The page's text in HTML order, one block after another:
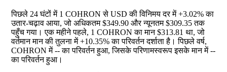
पिछले 24 घंटों में 1 COHRON से USD की विनिमय दर में+3.02%का
उतार-चढ़ाव आया, जो अधिकतम $349.90 और न्यूनतम $309.35 तक
पहुँच गया। एक महीने पहले, 1 COHRON का मान $313.81 था, जो
वर्तमान मान की तुलना में+10.35%का परिवर्तन दर्शाता है। पिछले वर्ष,
COHRON में--का परिवर्तन हुआ, जिसके परिणामस्वरूप इसके मान में--
का परिवर्तन हुआ।